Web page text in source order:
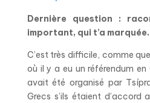
Dernière question :
important, qui t’a marquée.
C’est très difficile, comme
où il y a eu un référendum en
avait été organisé par
Grecs s’ils étaient d’accord